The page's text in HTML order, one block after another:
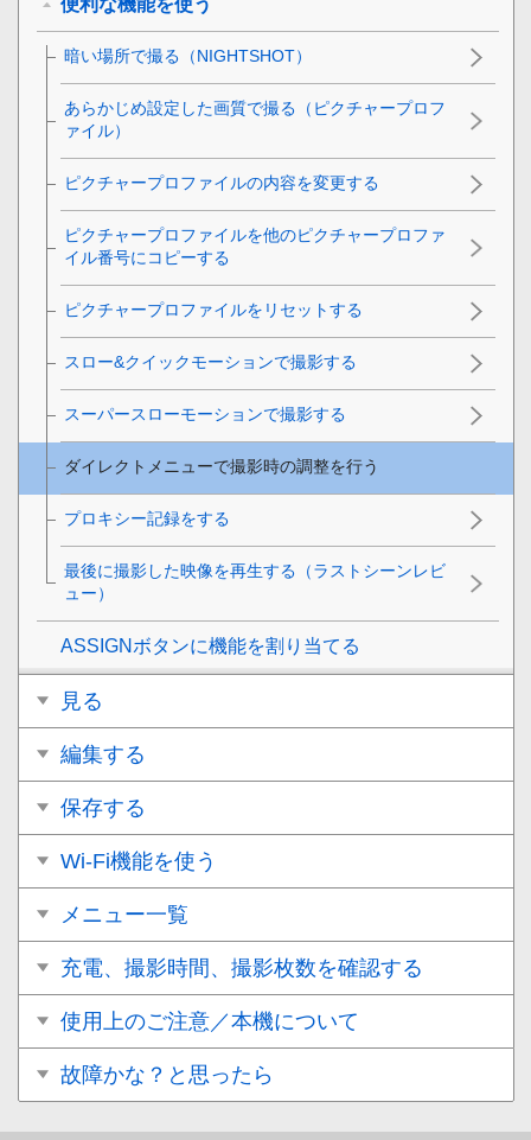
暗い場所で撮る（NIGHTSHOT）
あらかじめ設定した画質で撮る（ピクチャープロフ
ァイル）
ピクチャープロファイルの内容を変更する
ピクチャープロファイルを他のピクチャープロファ
イル番号にコピーする
ピクチャープロファイルをリセットする
スロー&クイックモーションで撮影する
スーパースローモーションで撮影する
ダイレクトメニューで撮影時の調整を行う
プロキシー記録をする
最後に撮影した映像を再生する（ラストシーンレビ
ュー）
ASSIGNボタンに機能を割り当てる
見る
編集する
保存する
Wi-Fi機能を使う
メニュー一覧
充電、撮影時間、撮影枚数を確認する
使用上のご注意／本機について
故障かな？と思ったら